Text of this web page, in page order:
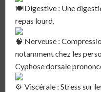
Digestive : Une
repas lourd.⁣
Nerveuse :
notamment chez les
Cyphose dorsale
Viscérale : Stress sur